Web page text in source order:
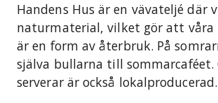
Handens Hus är en vävateljé där
naturmaterial, vilket gör att
är en form av återbruk. På
själva bullarna till sommarcaféet.
serverar är också lokalproducerad.